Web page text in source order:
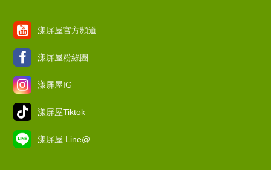
漾屏屋官方頻道
漾屏屋粉絲團
漾屏屋IG
漾屏屋Tiktok
漾屏屋 Line@